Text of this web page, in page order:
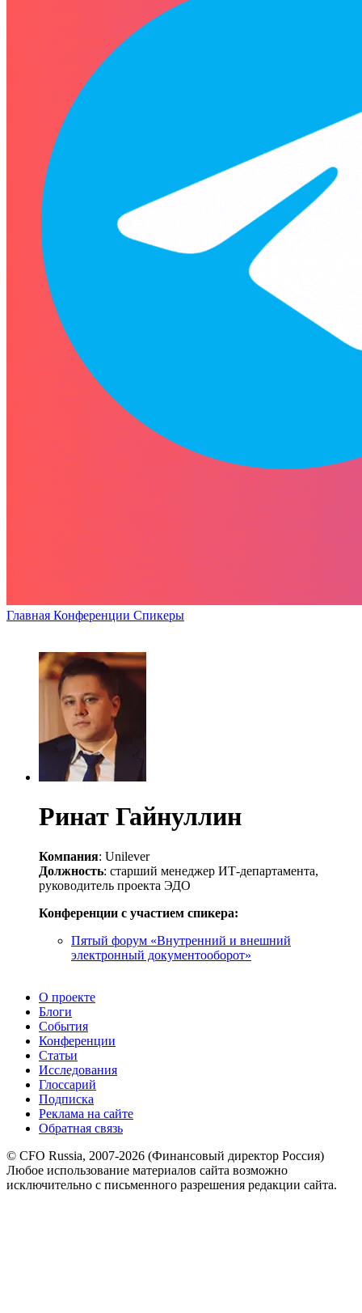
Главная Конференции Спикеры
Ринат Гайнуллин
Компания: Unilever
Должность: старший менеджер ИТ-департамента,
руководитель проекта ЭДО
Конференции с участием спикера:
Пятый форум «Внутренний и внешний
электронный документооборот»
О проекте
Блоги
События
Конференции
Статьи
Исследования
Глоссарий
Подписка
Реклама на сайте
Обратная связь
© CFO Russia, 2007-2026 (Финансовый директор Россия)
Любое использование материалов сайта возможно
исключительно с письменного разрешения редакции сайта.